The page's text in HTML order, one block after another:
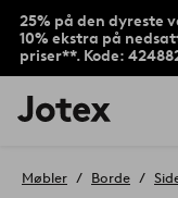
25% på den dyreste
10% ekstra på
priser**. Kode:
Jotex
logo
til
Møbler Borde